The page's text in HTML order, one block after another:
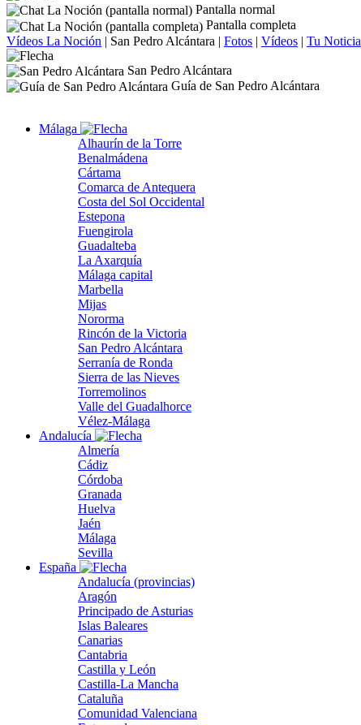
Pantalla normal
Pantalla completa
Vídeos La Noción | San Pedro Alcántara | Fotos | Vídeos | Tu Noticia
San Pedro Alcántara
Guía de San Pedro Alcántara
Málaga
Alhaurín de la Torre
Benalmádena
Cártama
Comarca de Antequera
Costa del Sol Occidental
Estepona
Fuengirola
Guadalteba
La Axarquía
Málaga capital
Marbella
Mijas
Nororma
Rincón de la Victoria
San Pedro Alcántara
Serranía de Ronda
Sierra de las Nieves
Torremolinos
Valle del Guadalhorce
Vélez-Málaga
Andalucía
Almería
Cádiz
Córdoba
Granada
Huelva
Jaén
Málaga
Sevilla
España
Andalucía (provincias)
Aragón
Principado de Asturias
Islas Baleares
Canarias
Cantabria
Castilla y León
Castilla-La Mancha
Cataluña
Comunidad Valenciana